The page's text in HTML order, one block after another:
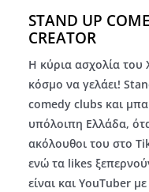
STAND UP
CREATOR
Η κύρια ασχολία του
κόσμο να γελάει!
comedy clubs και
υπόλοιπη Ελλάδα,
ακόλουθοι του στο
ενώ τα likes
είναι και YouTuber